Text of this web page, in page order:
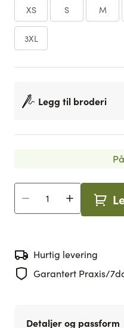
XS S M
3XL
Legg til broderi
Antall
Hurtig levering
Garantert Praxis/
Detaljer og passform